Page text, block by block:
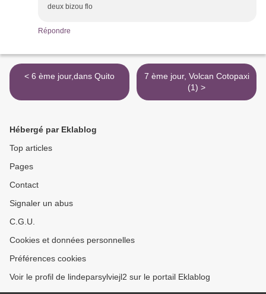
deux bizou flo
Répondre
< 6 ème jour,dans Quito
7 ème jour, Volcan Cotopaxi
(1) >
Hébergé par Eklablog
Top articles
Pages
Contact
Signaler un abus
C.G.U.
Cookies et données personnelles
Préférences cookies
Voir le profil de lindeparsylviejl2 sur le portail Eklablog